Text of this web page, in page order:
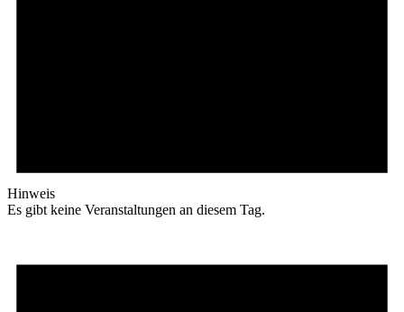
Hinweis
Es gibt keine Veranstaltungen an diesem Tag.